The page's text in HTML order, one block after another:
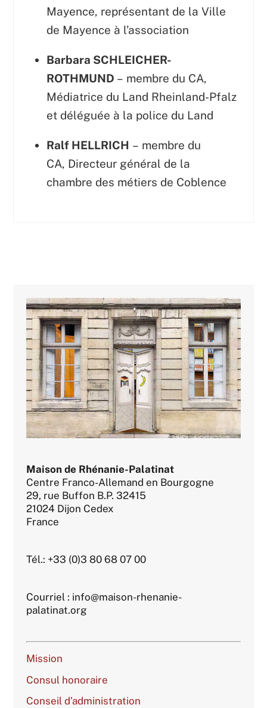
Mayence, représentant de la Ville
de Mayence à l’association
Barbara SCHLEICHER-
ROTHMUND – membre du CA,
Médiatrice du Land Rheinland-Pfalz
et déléguée à la police du Land
Ralf HELLRICH – membre du
CA, Directeur général de la
chambre des métiers de Coblence
Maison de Rhénanie-Palatinat
Centre Franco-Allemand en Bourgogne
29, rue Buffon B.P. 32415
21024 Dijon Cedex
France
Tél.: +33 (0)3 80 68 07 00
Courriel : info@maison-rhenanie-
palatinat.org
Mission
Consul honoraire
Conseil d’administration